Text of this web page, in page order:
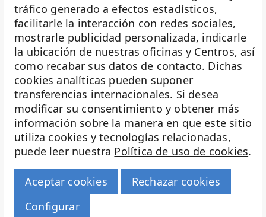
tráfico generado a efectos estadísticos,
facilitarle la interacción con redes sociales,
mostrarle publicidad personalizada, indicarle
la ubicación de nuestras oficinas y Centros, así
como recabar sus datos de contacto. Dichas
cookies analíticas pueden suponer
transferencias internacionales. Si desea
modificar su consentimiento y obtener más
información sobre la manera en que este sitio
utiliza cookies y tecnologías relacionadas,
puede leer nuestra Política de uso de cookies.
Aceptar cookies
Rechazar cookies
Configurar
miembro de laAsociación Española de Fundaciones
Investigación
Biobanco
Docencia
Voluntariado
Eventos
Transparencia
Haz historia
© 2026 Fundación MD Anderson Hospiten
Aviso legal | Política de cookies |